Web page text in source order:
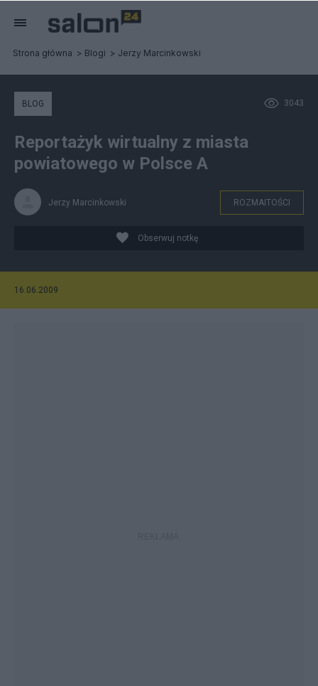
Strona główna Blogi Jerzy Marcinkowski
3043
BLOG
Reportażyk wirtualny z miasta
powiatowego w Polsce A
Jerzy Marcinkowski ROZMAITOŚCI
Obserwuj notkę
16.06.2009